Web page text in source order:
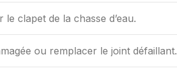
clapet de la chasse d’eau.
ou remplacer le joint défaillant.